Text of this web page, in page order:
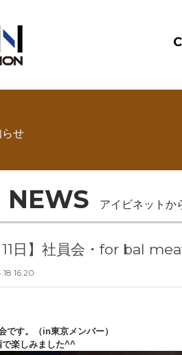
せ
NEWS アイビネットか
11日】社員会・for bal
16:20
です。（in東京メンバー）
で楽しみました^^